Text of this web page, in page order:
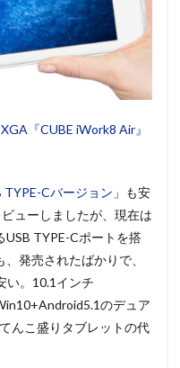
『CUBE iWork8 Air』
TYPE-Cバージョン 」も安
ューしましたが、現在は
TYPE-Cポートを搭
発売されたばかりで、
い。10.1インチ
のデュア
んこ盛りタブレットの代